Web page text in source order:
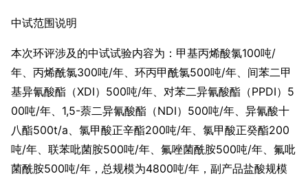
中试范围说明
本次环评涉及的中试试验内容为：甲基丙烯酸氯100吨/
年、丙烯酰氯300吨/年、环丙甲酰氯500吨/年、间苯二甲
基异氰酸酯（XDI）500吨/年、对苯二异氰酸酯（PPDI）5
00吨/年、1,5-萘二异氰酸酯（NDI）500吨/年、异氰酸十
八酯500t/a、氯甲酸正辛酯200吨/年、氯甲酸正癸酯200
吨/年、联苯吡菌胺500吨/年、氟唑菌酰胺500吨/年、氟吡
菌酰胺500吨/年，总规模为4800吨/年，副产品盐酸规模